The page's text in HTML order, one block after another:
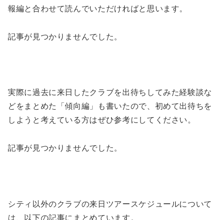
報編と合わせて読んでいただければと思います。
記事が見つかりませんでした。
実際に過去に来日したクラブを出待ちしてみた経験談な
どをまとめた「傾向編」も書いたので、初めて出待ちを
しようと考えている方はぜひ参考にしてください。
記事が見つかりませんでした。
シティ以外のクラブの来日ツアースケジュールについて
は、以下の記事にまとめています。